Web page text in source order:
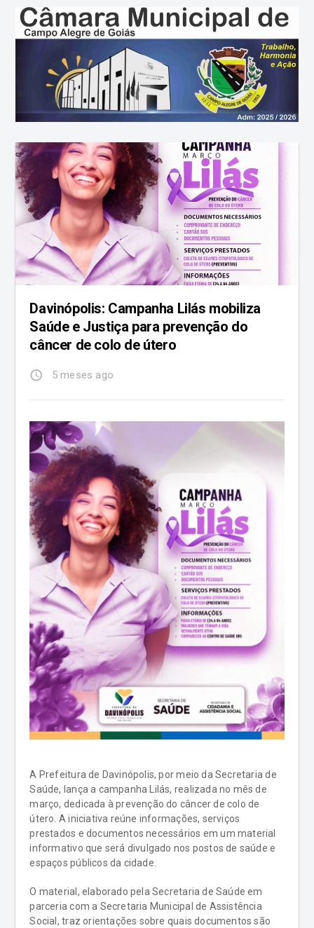
Davinópolis: Campanha Lilás mobiliza
Saúde e Justiça para prevenção do
câncer de colo de útero
access_time 5 meses ago
A Prefeitura de Davinópolis, por meio da Secretaria de
Saúde, lança a campanha Lilás, realizada no mês de
março, dedicada à prevenção do câncer de colo de
útero. A iniciativa reúne informações, serviços
prestados e documentos necessários em um material
informativo que será divulgado nos postos de saúde e
espaços públicos da cidade.
O material, elaborado pela Secretaria de Saúde em
parceria com a Secretaria Municipal de Assistência
Social, traz orientações sobre quais documentos são